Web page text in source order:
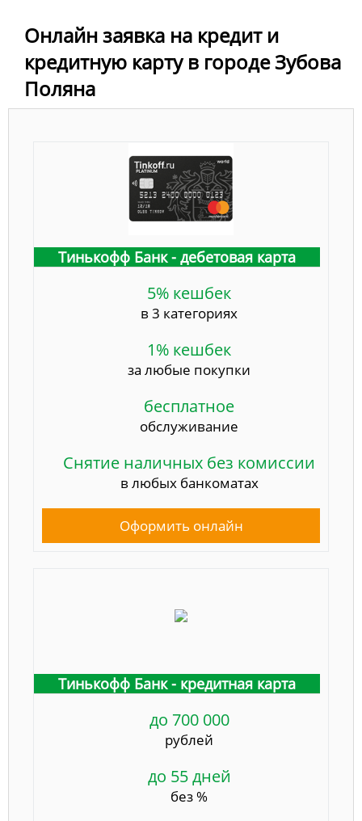
Онлайн заявка на кредит и
кредитную карту в городе Зубова
Поляна
Тинькофф Банк - дебетовая карта
5% кешбек
в 3 категориях
1% кешбек
за любые покупки
бесплатное
обслуживание
Снятие наличных без комиссии
в любых банкоматах
Оформить онлайн
Тинькофф Банк - кредитная карта
до 700 000
рублей
до 55 дней
без %